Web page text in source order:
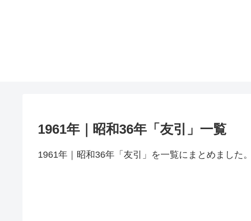
1961年｜昭和36年「友引」一覧
1961年｜昭和36年「友引」を一覧にまとめました。